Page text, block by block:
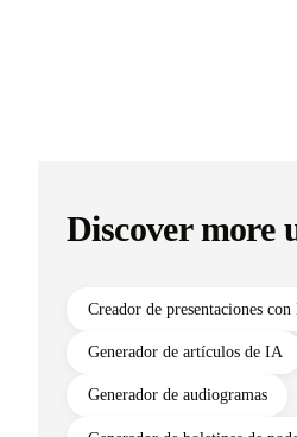
Discover more
Creador de presentaciones
Generador de artículos de IA
Generador de audiogramas